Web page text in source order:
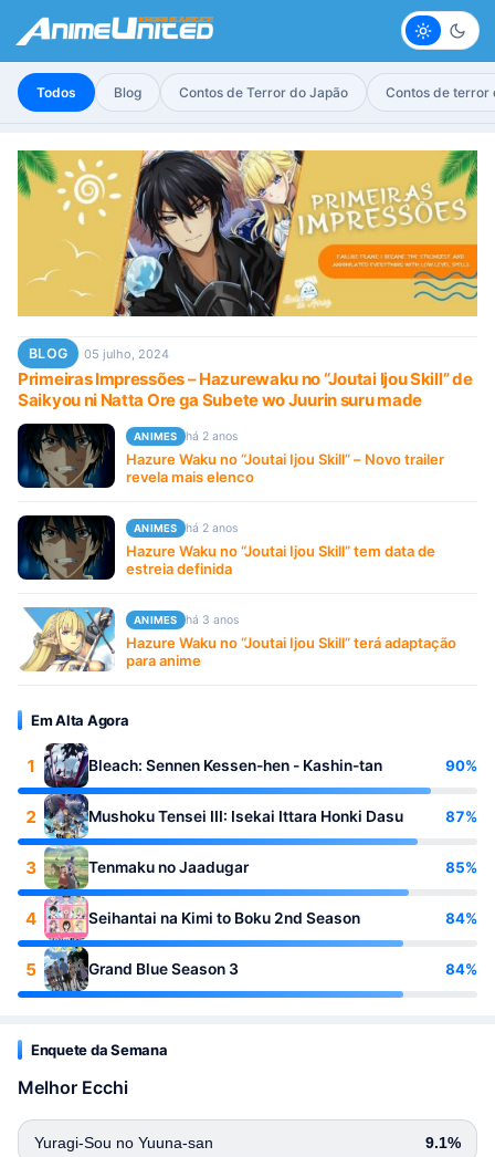
Claro
Todos Blog Contos de Terror do Japão Contos de terror
BLOG 05 julho, 2024
Primeiras Impressões – Hazurewaku no “Joutai Ijou Skill” de
Saikyou ni Natta Ore ga Subete wo Juurin suru made
ANIMES há 2 anos
Hazure Waku no “Joutai Ijou Skill” – Novo trailer
revela mais elenco
ANIMES há 2 anos
Hazure Waku no “Joutai Ijou Skill” tem data de
estreia definida
ANIMES há 3 anos
Hazure Waku no “Joutai Ijou Skill” terá adaptação
para anime
Em Alta Agora
1 Bleach: Sennen Kessen-hen - Kashin-tan 90%
2 Mushoku Tensei III: Isekai Ittara Honki Dasu 87%
3 Tenmaku no Jaadugar 85%
4 Seihantai na Kimi to Boku 2nd Season 84%
5 Grand Blue Season 3 84%
Enquete da Semana
Melhor Ecchi
Yuragi-Sou no Yuuna-san 9.1%